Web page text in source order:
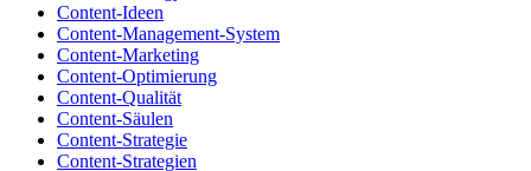
Content-Ideen
Content-Management-System
Content-Marketing
Content-Optimierung
Content-Qualität
Content-Säulen
Content-Strategie
Content-Strategien